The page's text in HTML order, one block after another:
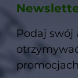
Podaj swój